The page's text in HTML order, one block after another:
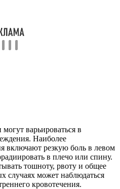
варьироваться в
Наиболее
включают резкую боль в левом
в плечо или спину.
тошноту, рвоту и общее
случаях может наблюдаться
кровотечения.